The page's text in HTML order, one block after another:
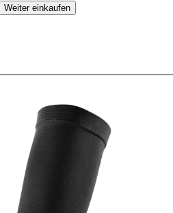
Weiter einkaufen